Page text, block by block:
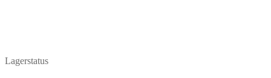
Lagerstatus